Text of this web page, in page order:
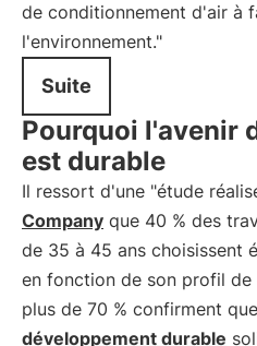
de conditionnement d'air à
l'environnement."
Suite
Pourquoi l'avenir
est durable
Il ressort d'une "étude
Company que 40 % des
de 35 à 45 ans choisissent
en fonction de son profil
plus de 70 % confirment
développement durable